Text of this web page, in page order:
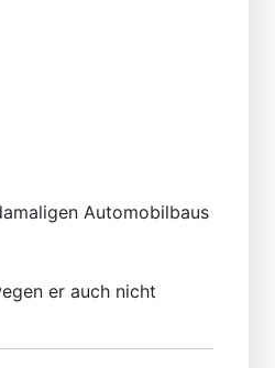
Automobilbaus
er auch nicht